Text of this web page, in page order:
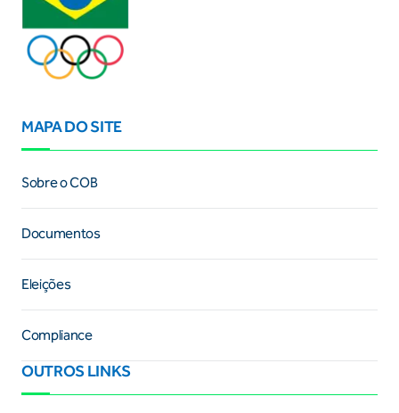
MAPA DO SITE
Sobre o COB
Documentos
Eleições
Compliance
OUTROS LINKS